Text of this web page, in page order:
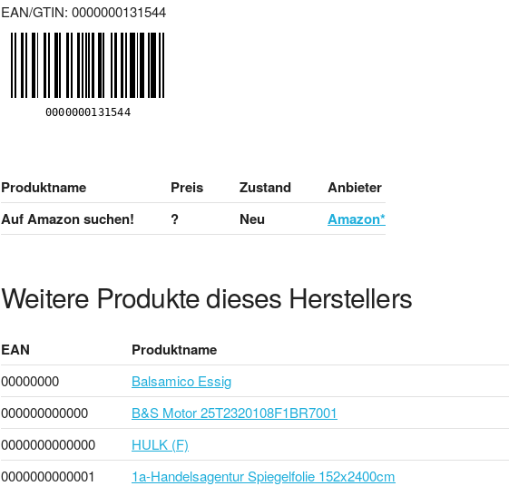
EAN/GTIN: 0000000131544
Produktname Preis Zustand
Anbieter
Auf Amazon suchen!
? Neu Amazon*
Weitere Produkte dieses Herstellers
EAN Produktname
00000000
Balsamico Essig
000000000000
B&S Motor 25T2320108F1BR7001
0000000000000
HULK (F)
0000000000001
1a-Handelsagentur Spiegelfolie 152x2400cm